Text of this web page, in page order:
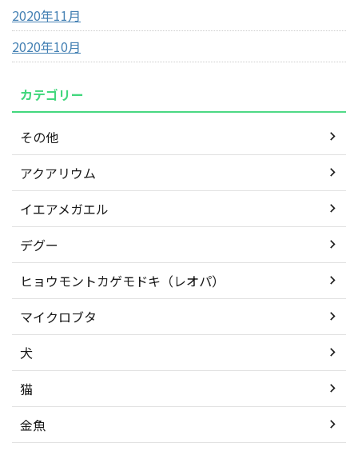
2020年11月
2020年10月
カテゴリー
その他
アクアリウム
イエアメガエル
デグー
ヒョウモントカゲモドキ（レオパ）
マイクロブタ
犬
猫
金魚